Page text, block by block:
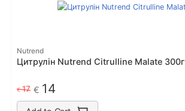
Nutrend
Цитрулін Nutrend Citrulline Malate 300г
€17 € 14